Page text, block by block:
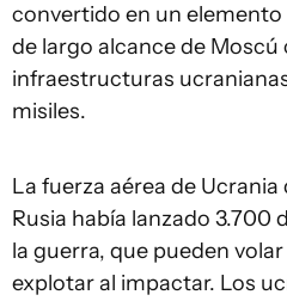
convertido en un elemento
de largo alcance de
infraestructuras
misiles.
La fuerza aérea de
Rusia había lanzado 3.700
la guerra, que pueden
explotar al impactar. Los